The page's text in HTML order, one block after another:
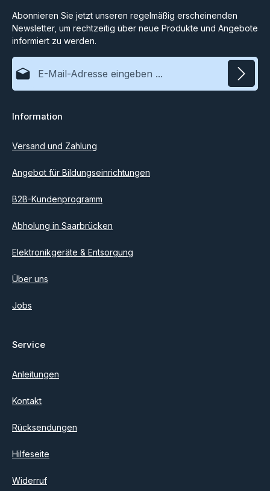
Abonnieren Sie jetzt unseren regelmäßig erscheinenden
Newsletter, um rechtzeitig über neue Produkte und Angebote
informiert zu werden.
E-Mail-Adresse*
Ich habe dieDatenschutzbestimmungen
einverstanden.
Information
Versand und Zahlung
Angebot für Bildungseinrichtungen
B2B-Kundenprogramm
Abholung in Saarbrücken
Elektronikgeräte & Entsorgung
Über uns
Jobs
Service
Anleitungen
Kontakt
Rücksendungen
Hilfeseite
Widerruf